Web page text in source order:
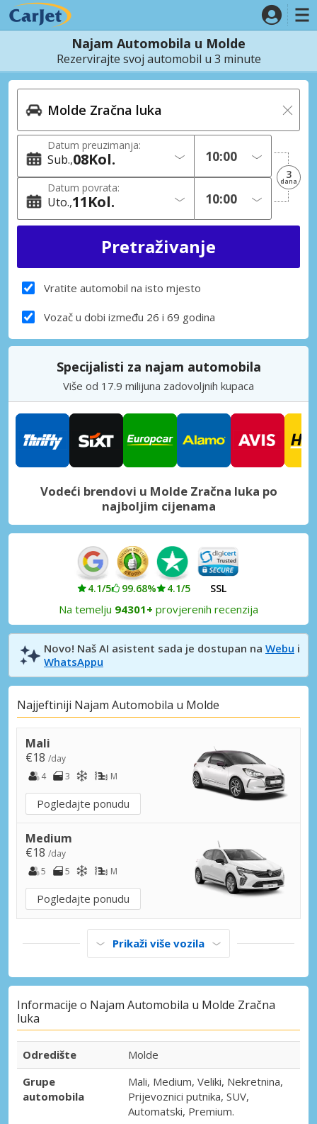
Najam Automobila u Molde
Rezervirajte svoj automobil u 3 minute
Datum preuzimanja:
Sub. 08Kol.
Datum povrata:
Uto. 11Kol.
3
dana
Vratite automobil na isto mjesto
Vozač u dobi između 26 i 69 godina
Specijalisti za najam automobila
Više od 17.9 milijuna zadovoljnih kupaca
Vodeći brendovi u Molde Zračna luka po
najboljim cijenama
4.1/5 99.68% 4.1/5 SSL
Na temelju 94301+ provjerenih recenzija
Novo! Naš AI asistent sada je dostupan na Webu i
WhatsAppu
Najjeftiniji Najam Automobila u Molde
Mali
€18 /day
4
3 M
Pogledajte ponudu
Medium
€18 /day
5
5 M
Pogledajte ponudu
Prikaži više vozila
Informacije o Najam Automobila u Molde Zračna
luka
Odredište
Molde
Grupe
automobila
Mali, Medium, Veliki, Nekretnina,
Prijevoznici putnika, SUV,
Automatski, Premium.